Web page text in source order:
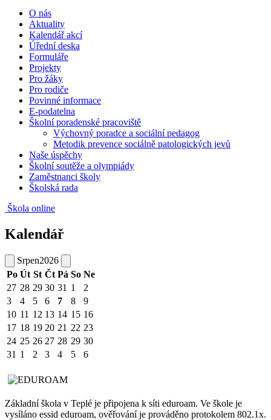
O nás
Aktuality
Kalendář akcí
Úřední deska
Formuláře
Projekty
Pro žáky
Pro rodiče
Povinné informace
E-podatelna
Školní poradenské pracoviště
Výchovný poradce a sociální pedagog
Metodik prevence sociálně patologických jevů
Naše úspěchy
Školní soutěže a olympiády
Zaměstnanci školy
Školská rada
Škola online
Kalendář
Srpen2026
Po Út St Čt Pá So Ne
27 28 29 30 31 1
2
3
4 5 6 7 8
9
10 11 12 13 14 15 16
17 18 19 20 21 22 23
24 25 26 27 28 29 30
31 1 2 3 4 5 6
Základní škola v Teplé je připojena k síti eduroam. Ve škole je
vysíláno essid eduroam, ověřování je prováděno protokolem 802.1x.